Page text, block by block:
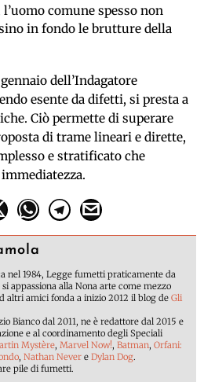
comune spesso non
in fondo le brutture della
dell’Indagatore
esente da difetti, si presta a
Ciò permette di superare
di trame lineari e dirette,
e stratificato che
nel 1984, Legge fumetti praticamente da
appassiona alla Nona arte come mezzo
altri amici fonda a inizio 2012 il blog de Gli
Bianco dal 2011, ne è redattore dal 2015 e
e al coordinamento degli Speciali
Mystère, Marvel Now!, Batman, Orfani:
, Nathan Never e Dylan Dog.
pile di fumetti.